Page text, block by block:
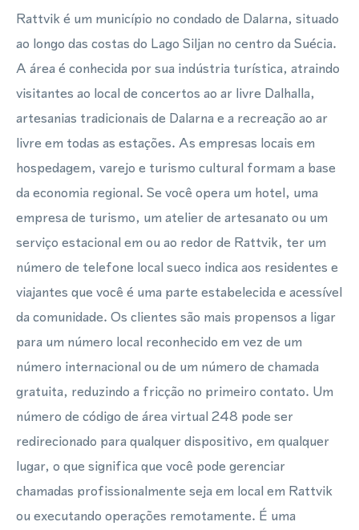
Rattvik é um município no condado de Dalarna, situado
ao longo das costas do Lago Siljan no centro da Suécia.
A área é conhecida por sua indústria turística, atraindo
visitantes ao local de concertos ao ar livre Dalhalla,
artesanias tradicionais de Dalarna e a recreação ao ar
livre em todas as estações. As empresas locais em
hospedagem, varejo e turismo cultural formam a base
da economia regional. Se você opera um hotel, uma
empresa de turismo, um atelier de artesanato ou um
serviço estacional em ou ao redor de Rattvik, ter um
número de telefone local sueco indica aos residentes e
viajantes que você é uma parte estabelecida e acessível
da comunidade. Os clientes são mais propensos a ligar
para um número local reconhecido em vez de um
número internacional ou de um número de chamada
gratuita, reduzindo a fricção no primeiro contato. Um
número de código de área virtual 248 pode ser
redirecionado para qualquer dispositivo, em qualquer
lugar, o que significa que você pode gerenciar
chamadas profissionalmente seja em local em Rattvik
ou executando operações remotamente. É uma